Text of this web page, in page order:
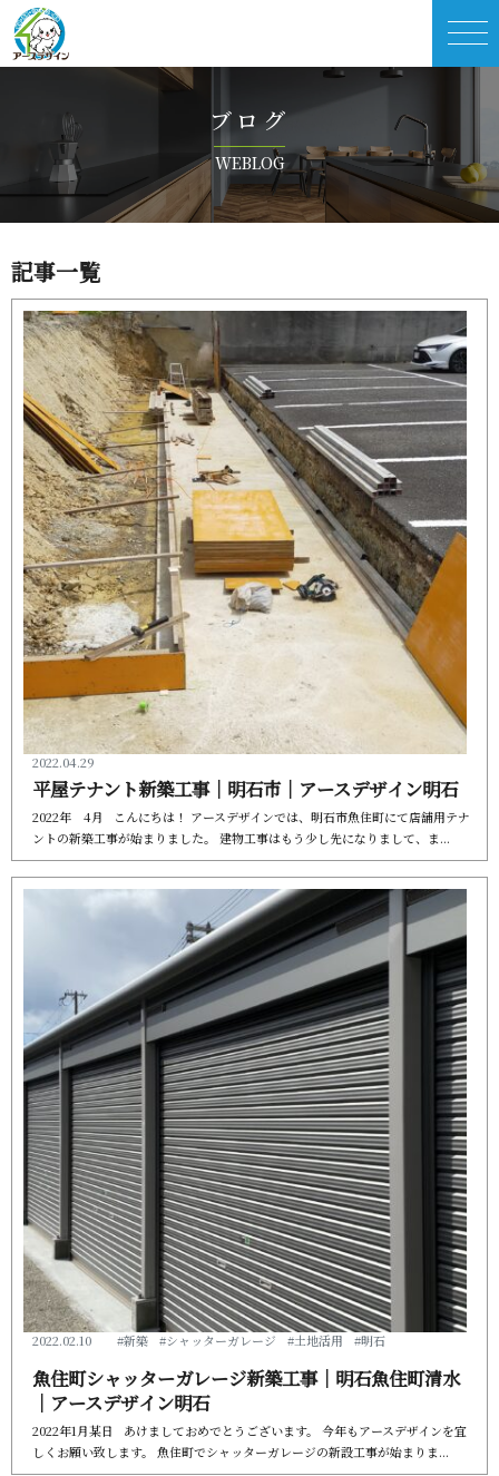
ブ ロ グ
WE B L O G
記 事 一 覧
2022.04.29
平屋テナント新築工事｜明石市｜アースデザ イ ン 明 石
2022年 4月 こんにちは！ アースデザインでは、明石市魚住町にて店舗用テナ
ントの新築工事が始まりました。 建物工事はもう少し先になりまして、 ま . . .
2022.02.10 #新築 #シャッターガレージ #土地活用 #明石
魚住町シャッターガレージ新築工事｜明石魚住町清水
｜アースデザ イ ン 明 石
2022年1月某日 あけましておめでとうございます。 今年もアースデザインを宜
しくお願い致します。 魚住町でシャッターガレージの新設工事が始まり ま . . .